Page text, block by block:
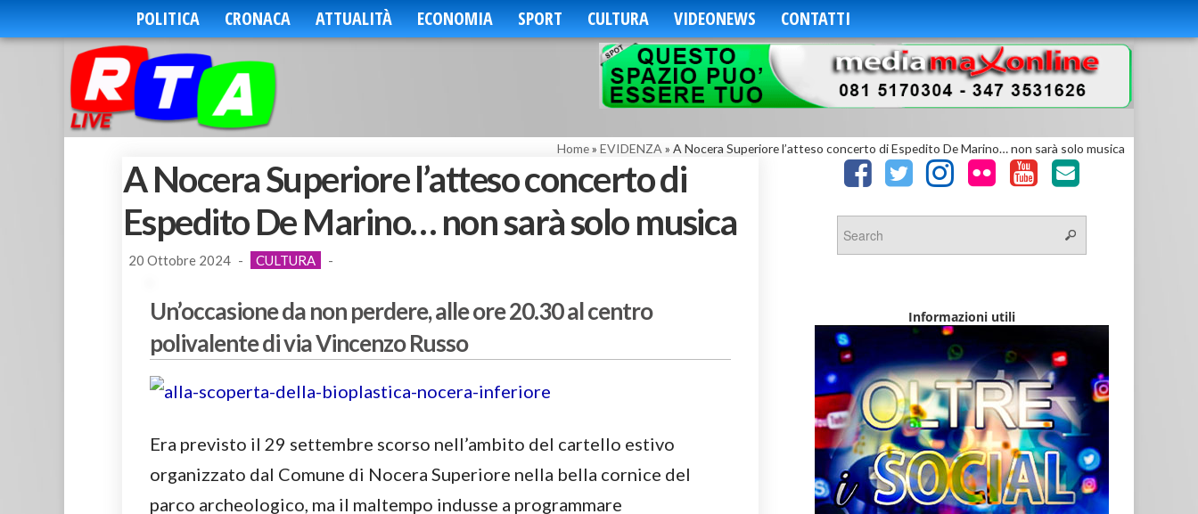
POLITICA CRONACA ATTUALITÀ ECONOMIA SPORT CULTURA VIDEONEWS CONTATTI
Home» EVIDENZA » A Nocera Superiore l’atteso concerto di Espedito De Marino… non sarà solo musica
A Nocera Superiore l’atteso concerto di
Espedito De Marino… non sarà solo musica
20 Ottobre 2024 - CULTURA -
Un’occasione da non perdere, alle ore 20.30 al centro
polivalente di via Vincenzo Russo
Era previsto il 29 settembre scorso nell’ambito del cartello estivo
organizzato dal Comune di Nocera Superiore nella bella cornice del
parco archeologico, ma il maltempo indusse a programmare
Informazioni utili